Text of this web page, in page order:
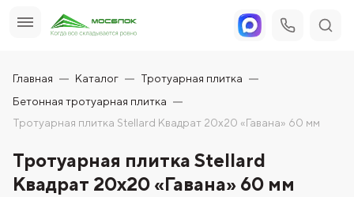
Главная Каталог
Тротуарная плитка
Бетонная тротуарная плитка
Тротуарная плитка Stellard Квадрат 20х20 «Гавана» 60 мм
Тротуарная плитка Stellard
Квадрат 20х20 «Гавана» 60 мм